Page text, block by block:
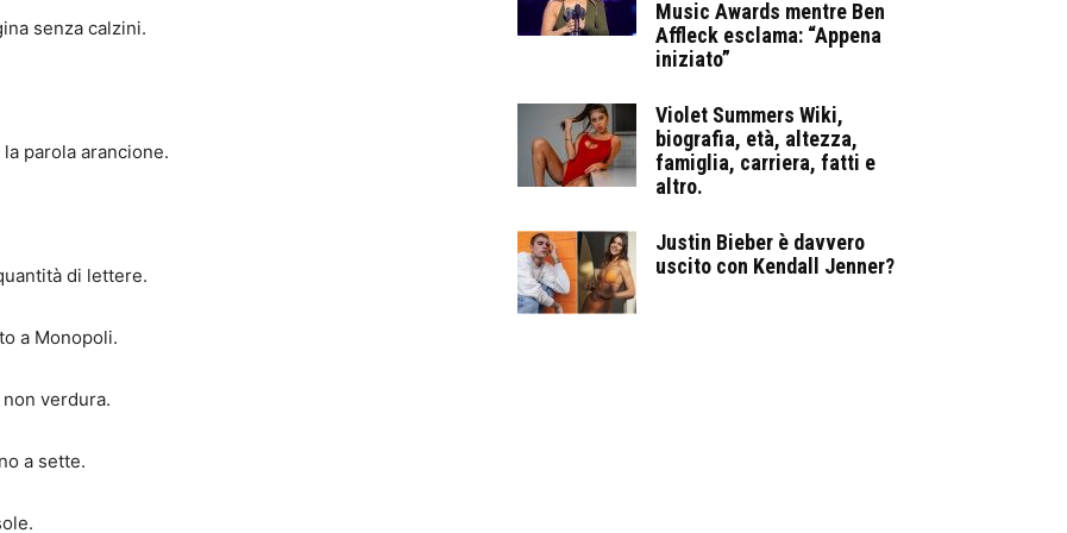
senza calzini.
parola arancione.
di lettere.
a Monopoli.
verdura.
a sette.
Music Awards mentre Ben
Affleck esclama: “Appena
iniziato”
Violet Summers Wiki,
biografia, età, altezza,
famiglia, carriera, fatti e
altro.
Justin Bieber è davvero
uscito con Kendall Jenner?